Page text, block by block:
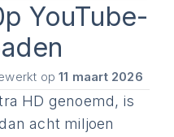
YouTube-
op11 maart 2026
HD genoemd, is
acht miljoen